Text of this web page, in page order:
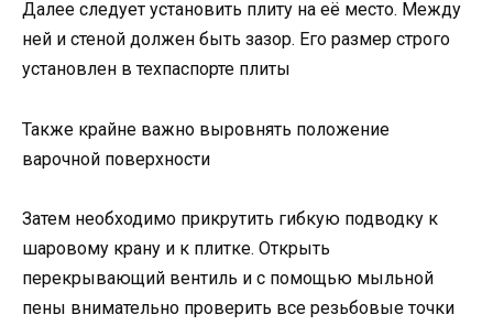
Далее следует установить плиту на её место. Между
ней и стеной должен быть зазор. Его размер строго
установлен в техпаспорте плиты
Также крайне важно выровнять положение
варочной поверхности
Затем необходимо прикрутить гибкую подводку к
шаровому крану и к плитке. Открыть
перекрывающий вентиль и с помощью мыльной
пены внимательно проверить все резьбовые точки